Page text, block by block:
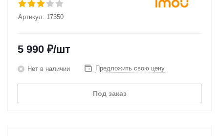
Артикул: 17350
5 990 ₽/шт
Нет в наличии Предложить свою цену
Под заказ